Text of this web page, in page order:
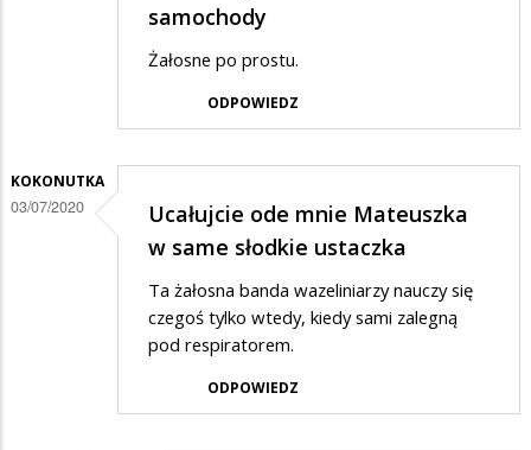
samochody
Żałosne po prostu.
ODPOWIEDZ
KOKONUTKA
03/07/2020
Ucałujcie ode mnie Mateuszka
w same słodkie ustaczka
Ta żałosna banda wazeliniarzy nauczy się
czegoś tylko wtedy, kiedy sami zalegną
pod respiratorem.
ODPOWIEDZ